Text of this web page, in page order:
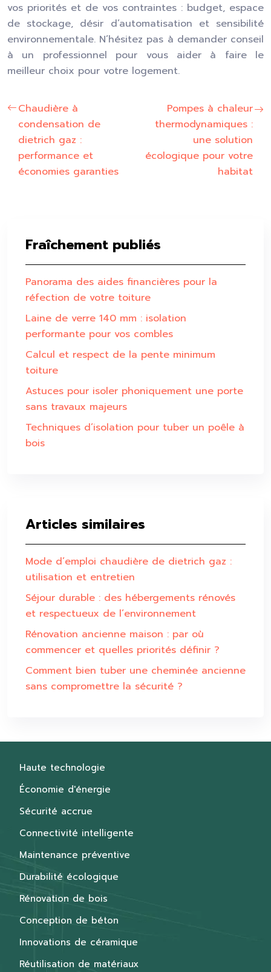
vos priorités et de vos contraintes : budget, espace
de stockage, désir d’automatisation et sensibilité
environnementale. N’hésitez pas à demander conseil
à un professionnel pour vous aider à faire le
meilleur choix pour votre logement.
Chaudière à
condensation de
dietrich gaz :
performance et
économies garanties
Pompes à chaleur
thermodynamiques :
une solution
écologique pour votre
habitat
Fraîchement publiés
Panorama des aides financières pour la
réfection de votre toiture
Laine de verre 140 mm : isolation
performante pour vos combles
Calcul et respect de la pente minimum
toiture
Astuces pour isoler phoniquement une porte
sans travaux majeurs
Techniques d’isolation pour tuber un poêle à
bois
Articles similaires
Mode d’emploi chaudière de dietrich gaz :
utilisation et entretien
Séjour durable : des hébergements rénovés
et respectueux de l’environnement
Rénovation ancienne maison : par où
commencer et quelles priorités définir ?
Comment bien tuber une cheminée ancienne
sans compromettre la sécurité ?
Haute technologie
Économie d'énergie
Sécurité accrue
Connectivité intelligente
Maintenance préventive
Durabilité écologique
Rénovation de bois
Conception de béton
Innovations de céramique
Réutilisation de matériaux